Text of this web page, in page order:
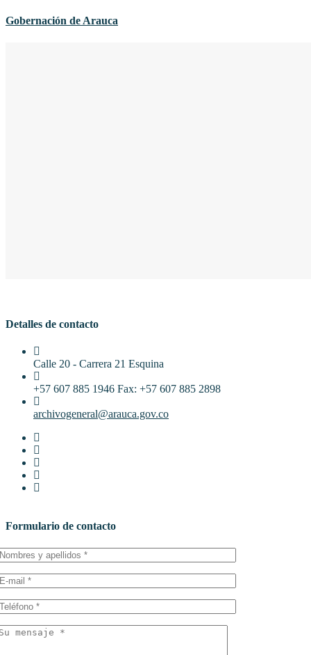
Gobernación de Arauca
Detalles de contacto
Calle 20 - Carrera 21 Esquina
+57 607 885 1946 Fax: +57 607 885 2898
archivogeneral@arauca.gov.co
Formulario de contacto